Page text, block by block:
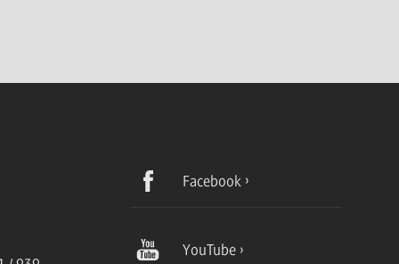
Facebook
YouTube